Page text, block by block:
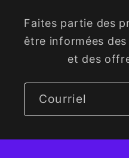
Faites partie des
être informées
et des
Courriel